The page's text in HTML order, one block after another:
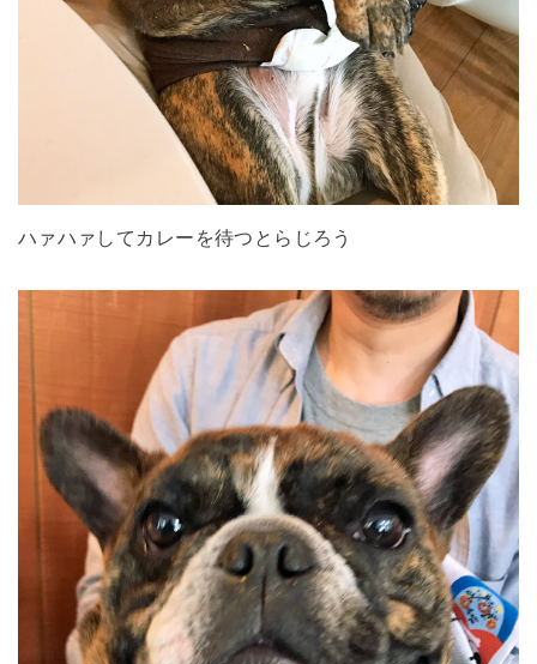
ハァハァしてカレーを待つとらじろう